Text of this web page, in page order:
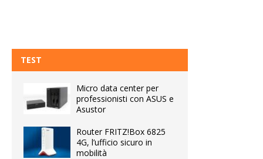
TEST
Micro data center per
professionisti con ASUS e
Asustor
Router FRITZ!Box 6825
4G, l’ufficio sicuro in
mobilità